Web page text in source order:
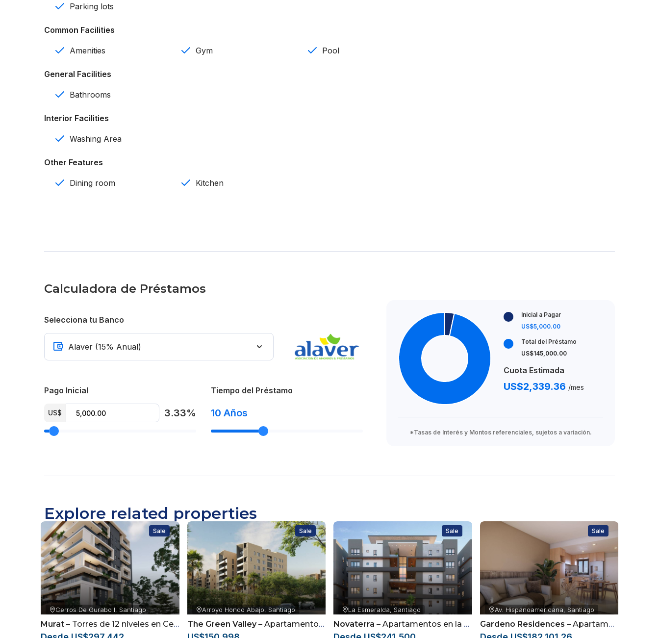
Parking lots
Common Facilities
Amenities Gym Pool
General Facilities
Bathrooms
Interior Facilities
Washing Area
Other Features
Dining room Kitchen
Calculadora de Préstamos
Selecciona tu Banco
Pago Inicial
US$ 3.33%
Tiempo del Préstamo
10 Años
Inicial a Pagar
US$5,000.00
Total del Préstamo
US$145,000.00
Cuota Estimada
US$2,339.36 /mes
*Tasas de Interés y Montos referenciales, sujetos a variación.
Explore related properties
Sale
Cerros De Gurabo I, Santiago
Murat – Torres de 12 niveles en Cerros de Gurabo, Santiago
Sale
Arroyo Hondo Abajo, Santiago
The Green Valley– Apartamentos ubicados en Arroyo Hondo Abajo, Santiago de los Caballeros
Sale
La Esmeralda, Santiago
Novaterra – Apartamentos en la Esmeralda, Santiago
Sale
Av. Hispanoamericana, Santiago
Gardeno Residences – Apartamentos ubicados en la Av. Hispanoamericana dentro del sector Jardínes del Sur